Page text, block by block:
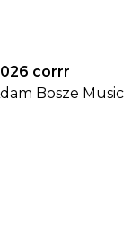
corrr
Bosze Music